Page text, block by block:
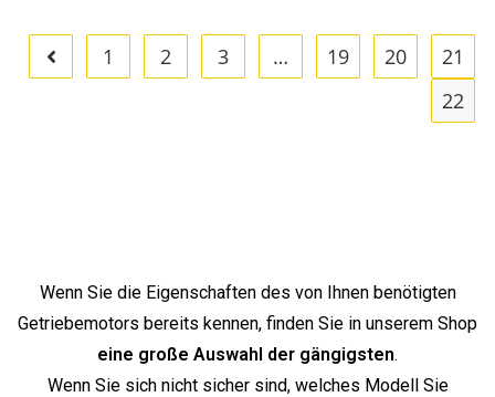
1 2 3 … 19 20
21
22
Wenn Sie die Eigenschaften des von Ihnen benötigten
Getriebemotors bereits kennen, finden Sie in unserem Shop
eine große Auswahl der gängigsten.
Wenn Sie sich nicht sicher sind, welches Modell Sie